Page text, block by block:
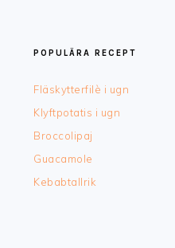
POPULÄRA RECEPT
Fläskytterfilè i ugn
Klyftpotatis i ugn
Broccolipaj
Guacamole
Kebabtallrik